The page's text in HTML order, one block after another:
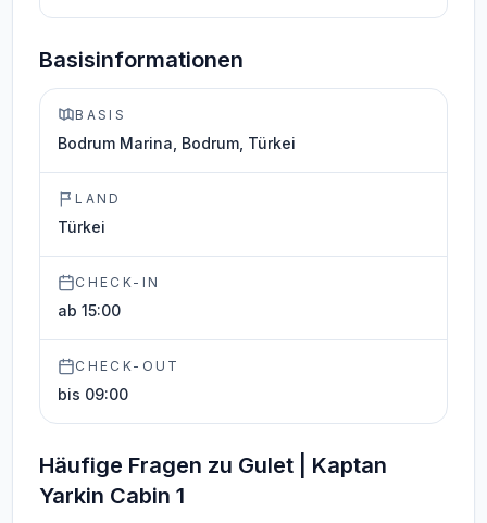
Basisinformationen
BASIS
Bodrum Marina, Bodrum, Türkei
LAND
Türkei
CHECK-IN
ab 15:00
CHECK-OUT
bis 09:00
Häufige Fragen zu Gulet | Kaptan
Yarkin Cabin 1